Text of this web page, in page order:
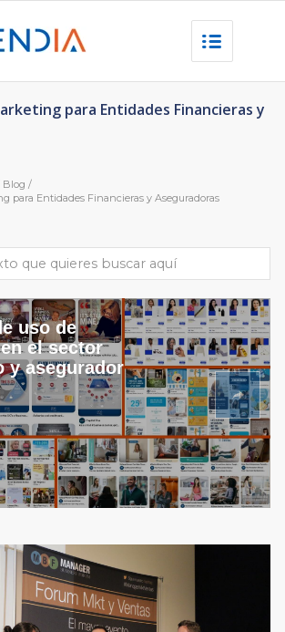
para Entidades Financieras y
Blog /
para Entidades Financieras y Aseguradoras
uso de
el sector
y asegurador